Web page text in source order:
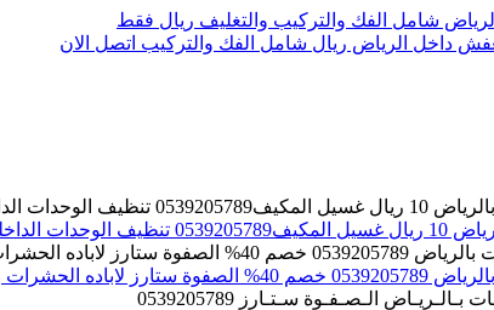
شامل الفك والتركيب والتغليف ريال فقط
داخل الرياض ريال شامل الفك والتركيب اتصل الان
والخارجية
الحشرات والقوارض